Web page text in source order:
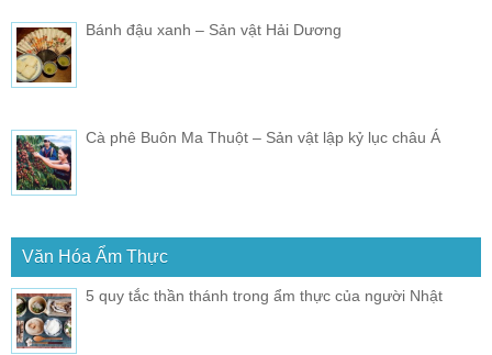
Bánh đậu xanh – Sản vật Hải Dương
Cà phê Buôn Ma Thuột – Sản vật lập kỷ lục châu Á
Văn Hóa Ẩm Thực
5 quy tắc thần thánh trong ẩm thực của người Nhật